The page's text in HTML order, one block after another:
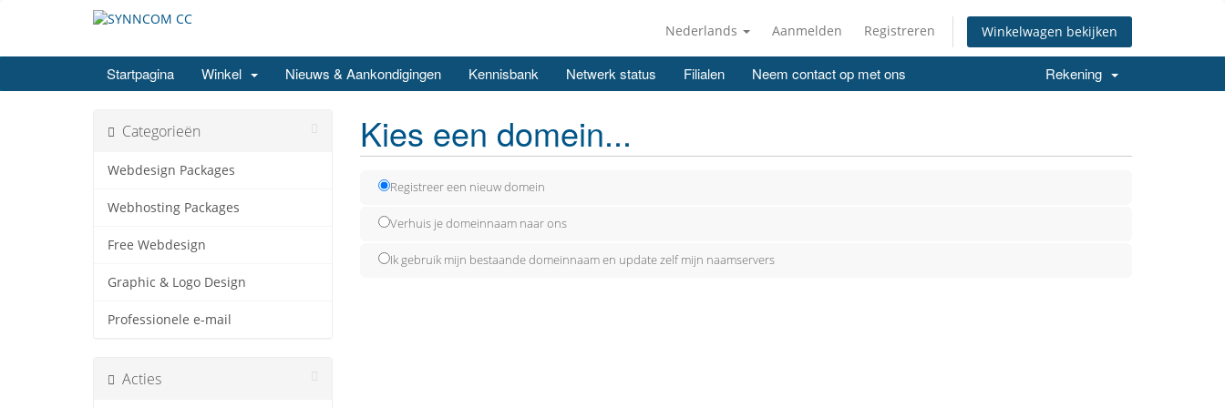
Nederlands Aanmelden Registreren Winkelwagen bekijken
Startpagina Winkel Nieuws & Aankondigingen Kennisbank Netwerk status Filialen Neem contact op met ons Rekening
Categorieën
Webdesign Packages
Webhosting Packages
Free Webdesign
Graphic & Logo Design
Professionele e-mail
Acties
Kies een domein...
Registreer een nieuw domein
Verhuis je domeinnaam naar ons
Ik gebruik mijn bestaande domeinnaam en update zelf mijn naamservers